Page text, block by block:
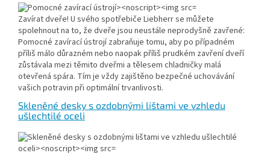
Zavírat dveře! U svého spotřebiče Liebherr se můžete
spolehnout na to, že dveře jsou neustále neprodyšně zavřené:
Pomocné zavírací ústrojí zabraňuje tomu, aby po případném
příliš málo důrazném nebo naopak příliš prudkém zavření dveří
zůstávala mezi těmito dveřmi a tělesem chladničky malá
otevřená spára. Tím je vždy zajištěno bezpečné uchovávání
vašich potravin při optimální trvanlivosti.
Skleněné desky s ozdobnými lištami ve vzhledu
ušlechtilé oceli